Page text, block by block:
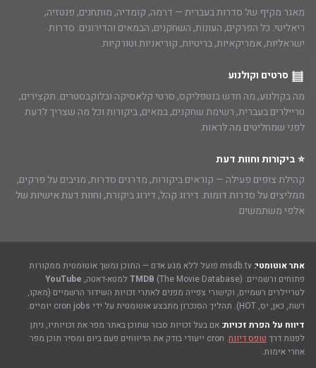
מאגר מקיף של סדרות בעברית — דרמה, קומדיה, מותחנים, פנטזיה,
ריאליטי. כל הפרקים, העונות, השחקנים, הבמאים והדירוגים. סדרות
ישראליות, אמריקאיות, בריטיות, קוריאניות וטורקיות.
סרטים וקולנוע
מה בקולנוע, מה חדש בנטפליקס, סרטי קלאסיקה ובלוקבסטרים. תקצירים,
טריילרים בעברית, רשימת שחקנים, במאים, ביקורות וכל מה שצריך לדעת
לפני שמחליטים מה לראות.
⭐ ביקורות וחוות דעת
קהילת צופים פעילה — קוראים ביקורות, מדרגים סדרות, מגיבים על פרקים,
ממליצים על סדרות דומות. דירוג קהל, דירוג ביקורת, וחוות דעת אישיות של
אלפי משתמשים.
אתר אוטומטי:
msdb.tv פועל ללא מגע אדם — התוכן נמשך אוטומטית ממקורות
פתוחים ורשמיים:
TMDB (The Movie Database) למטא-דאטה,
YouTube
לטריילרים רשמיים, וקישורי צפייה מפנים לאתרי זכויות השידור הרשמיים (מאקו,
רשת, כאן, יס, HOT). תהליך הסנכרון מתבצע אוטומטית על ידי cron jobs יומיים.
דיווח על הפרת זכויות: אם בעל זכויות סבור שתוכן באתר מפר את זכויותיו, ניתן
לפנות דרך טופס דיווח
. cron ייעודי בודק את הדיווחים פעם ביום ומסיר תוכן מפר
אחרי אימות.